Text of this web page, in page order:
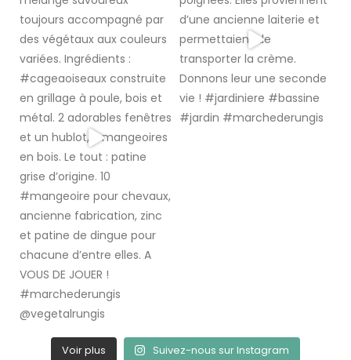
Voir plus Suivez-nous sur Instagram